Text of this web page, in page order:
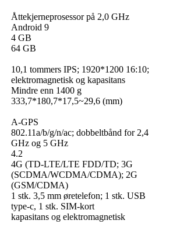
Åttekjerneprosessor på 2,0 GHz
Android 9
4 GB
64 GB
10,1 tommers IPS; 1920*1200 16:10;
elektromagnetisk og kapasitans
Mindre enn 1400 g
333,7*180,7*17,5~29,6 (mm)
A-GPS
802.11a/b/g/n/ac; dobbeltbånd for 2,4
GHz og 5 GHz
4.2
4G (TD-LTE/LTE FDD/TD; 3G
(SCDMA/WCDMA/CDMA); 2G ​​
(GSM/CDMA)
1 stk. 3,5 mm øretelefon; 1 stk. USB
type-c, 1 stk. SIM-kort
kapasitans og elektromagnetisk